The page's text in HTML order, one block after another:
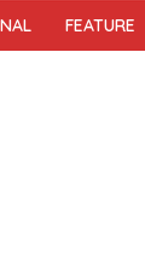
FEATURE